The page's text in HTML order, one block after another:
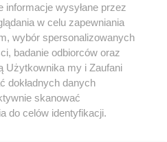
1 / 0
Skontakuj sięz nami
Kontakt
Redakcja
Newsletter
informacje wysyłane przez
w celu zapewniania
wybór spersonalizowanych
badanie odbiorców oraz
Użytkownika my i Zaufani
dokładnych danych
skanować
do celów identyfikacji.